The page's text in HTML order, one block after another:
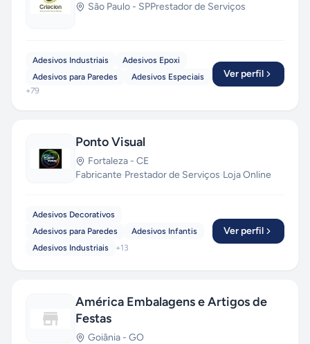
São Paulo - SPPrestador de Serviços
Adesivos Industriais
Adesivos Epoxi
Adesivos para Paredes
Adesivos Especiais
+79
Ver perfil
Ponto Visual
Fortaleza - CE
Fabricante·Prestador de Serviços·Loja Online
Adesivos Decorativos
Adesivos para Paredes
Adesivos Infantis
Adesivos Industriais
+13
Ver perfil
América Embalagens e Artigos de
Festas
Goiânia - GO